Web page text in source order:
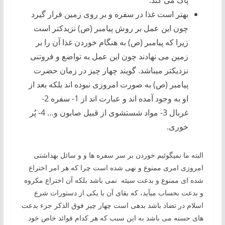
بهتر است غذا در سفره و بر روی زمین قرار گیرد
چون این عمل بر روش پیامبر (ص) نزیدکتر است
زیرا که پیامبر (ص) به هنگام خوردن غذا آن را بر
زمین می نهادند چون این عمل به تواضع و فروتنی
نزدیکتر میباشد. گویند چهار چیز در زمان حضرت
پیامبر (ص) به صورت امروزی نبوده اند بلکه بعد از
او به وجود آمده اند و عبارت اند از 1- سفره 2-
غربال 3- مواد شستشوی از قبیل صابون و… 4- پُر
خوری.
البته ما نمیگوئیم خوردن بر سر سفره ها و و سائل بهداشتی
امروزی امری ممنوع و نهی شده است چرا که هر امر اختراع
شده ای ممنوع و بدعت سیئه نمی باشد بلکه آن اختراع مکروه
و بدعت بحساب میآید، که بقای آن با یکی از دستورات شرع
اسلام در تضاد باشد بدهی است چهار چیز فوق الذکر جزء بدعت
های حسنه می باشد به این سبب که هر کدام فوائد خاص خود